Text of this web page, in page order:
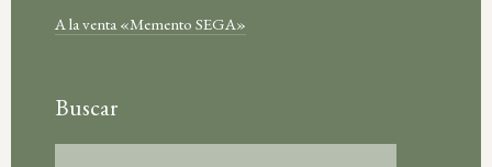
A la venta «Memento SEGA»
Buscar